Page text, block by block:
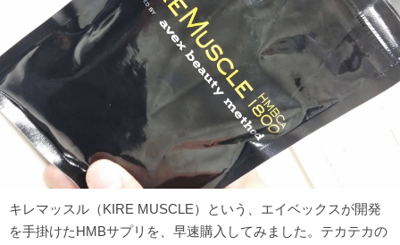
キレマッスル（KIRE MUSCLE）という、エイベックスが開発
を手掛けたHMBサプリを、早速購入してみました。テカテカの